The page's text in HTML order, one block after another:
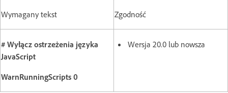
Wymagany tekst Zgodność
# Wyłącz ostrzeżenia języka
JavaScript
WarnRunningScripts 0
Wersja 20.0 lub nowsza